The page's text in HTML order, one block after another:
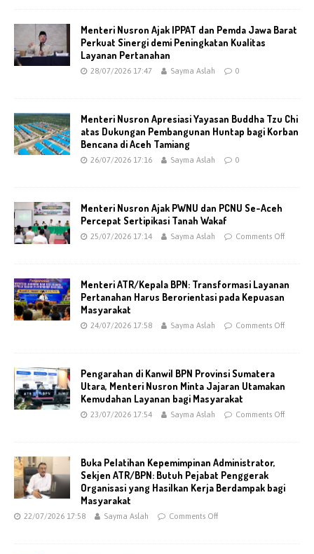
Menteri Nusron Ajak IPPAT dan Pemda Jawa Barat
Perkuat Sinergi demi Peningkatan Kualitas
Layanan Pertanahan
28/07/2026 17:47 Sayma Aslah 0
Menteri Nusron Apresiasi Yayasan Buddha Tzu Chi
atas Dukungan Pembangunan Huntap bagi Korban
Bencana di Aceh Tamiang
26/07/2026 17:16 Sayma Aslah 0
Menteri Nusron Ajak PWNU dan PCNU Se-Aceh
Percepat Sertipikasi Tanah Wakaf
25/07/2026 17:14 Sayma Aslah Comments Off
Menteri ATR/Kepala BPN: Transformasi Layanan
Pertanahan Harus Berorientasi pada Kepuasan
Masyarakat
24/07/2026 17:58 Sayma Aslah Comments Off
Pengarahan di Kanwil BPN Provinsi Sumatera
Utara, Menteri Nusron Minta Jajaran Utamakan
Kemudahan Layanan bagi Masyarakat
23/07/2026 17:54 Sayma Aslah Comments Off
Buka Pelatihan Kepemimpinan Administrator,
Sekjen ATR/BPN: Butuh Pejabat Penggerak
Organisasi yang Hasilkan Kerja Berdampak bagi
Masyarakat
22/07/2026 17:58 Sayma Aslah Comments Off